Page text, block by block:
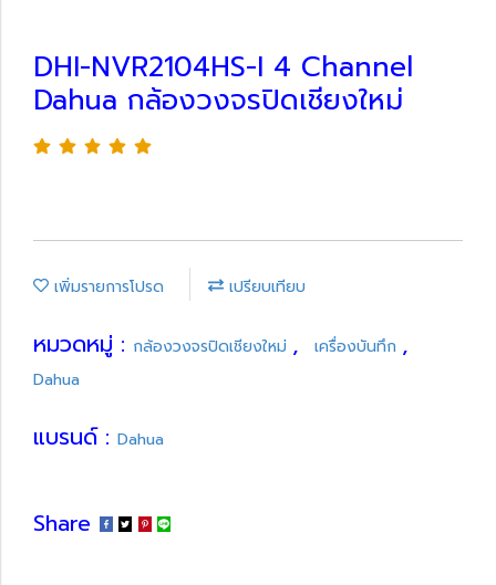
DHI-NVR2104HS-I 4 Channel
Dahua กล้องวงจรปิดเชียงใหม่
เพิ่มรายการโปรด เปรียบเทียบ
หมวดหมู่ : กล้องวงจรปิดเชียงใหม่ , เครื่องบันทึก ,
Dahua
แบรนด์ : Dahua
Share